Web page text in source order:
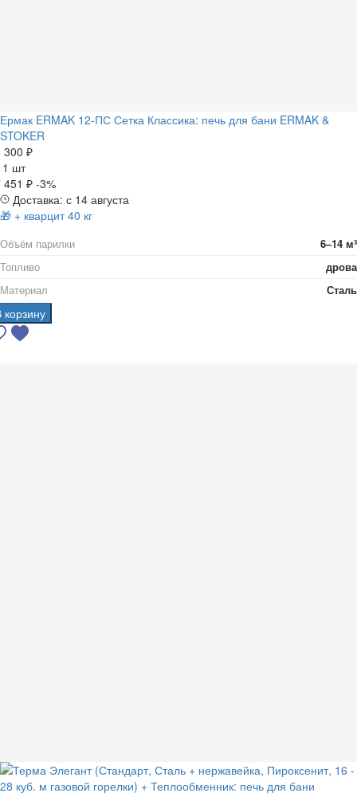
Ермак ERMAK 12-ПС Сетка Классика: печь для бани ERMAK &
STOKER
300 ₽
1 шт
451 ₽ -3%
Доставка: с 14 августа
🎁 + кварцит 40 кг
Объём парилки
6–14 м³
Топливо
дрова
Материал
Сталь
корзину